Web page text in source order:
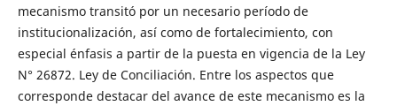
mecanismo transitó por un necesario período de
institucionalización, así como de fortalecimiento, con
especial énfasis a partir de la puesta en vigencia de la Ley
N° 26872. Ley de Conciliación. Entre los aspectos que
corresponde destacar del avance de este mecanismo es la